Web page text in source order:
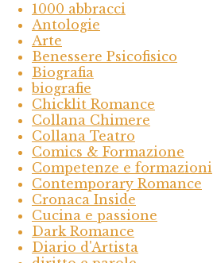
1000 abbracci
Antologie
Arte
Benessere Psicofisico
Biografia
biografie
Chicklit Romance
Collana Chimere
Collana Teatro
Comics & Formazione
Competenze e formazioni
Contemporary Romance
Cronaca Inside
Cucina e passione
Dark Romance
Diario d'Artista